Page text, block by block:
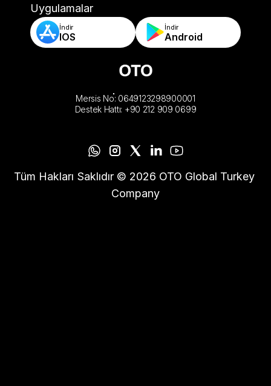
-Otomatik Sipariş Doğrulama & Kurallar
Uygulamalar
İndir
IOS
İndir
Android
Mersis No: 0649123298900001
Destek Hattı: +90 212 909 0699
Tüm Hakları Saklıdır © 2026 OTO Global Turkey
Company